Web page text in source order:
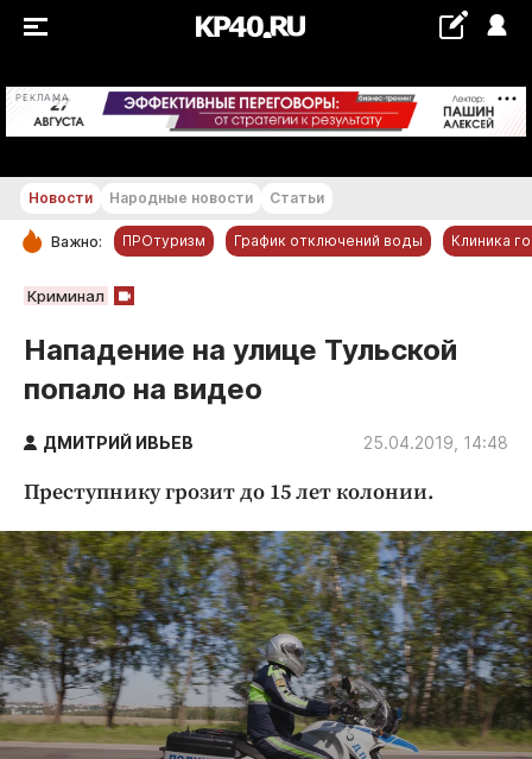
РЕКЛАМА +21...+22 °С
РУБРИКИ
Новости компаний
Статьи
Народные новости
Благоустройство
Криминал
Культура
Недвижимость и ЖКХ
Образование
Общество
Погода
Новости Народные новости Статьи
Важно: ПРОтуризм График отключений воды Клиника
Криминал
Нападение на улице Тульской
попало на видео
ДМИТРИЙ ИВЬЕВ 25.04.2019, 14:48
Преступнику грозит до 15 лет колонии.